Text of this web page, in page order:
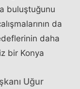
buluştuğunu
da
daha
bir Konya
Uğur